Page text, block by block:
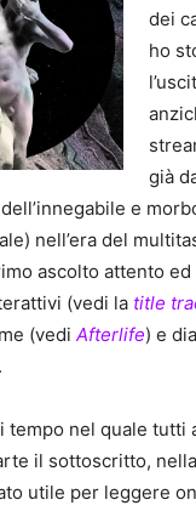
dei
ho
già
e
nell’era del
ascolto attento
(vedi la title
(vedi Afterlife) e
tempo nel quale tutti
il sottoscritto,
utile per leggere